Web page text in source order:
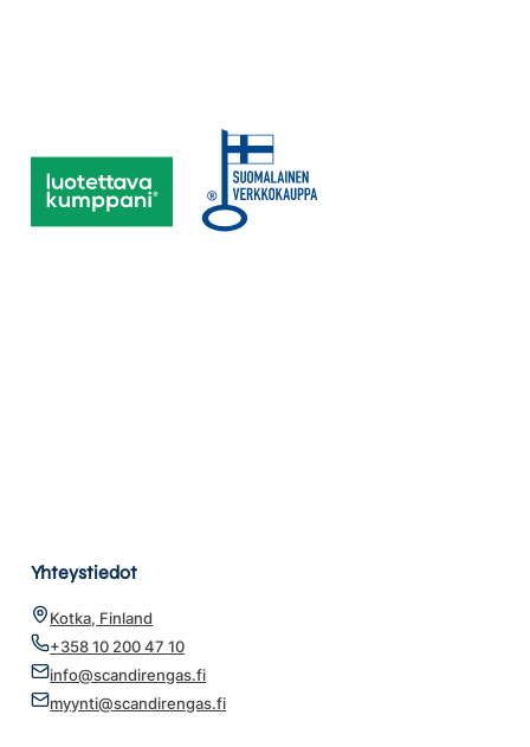
Yhteystiedot
Kotka, Finland
+358 10 200 47 10
info@scandirengas.fi
myynti@scandirengas.fi